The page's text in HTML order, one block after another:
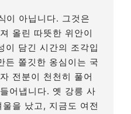
이 아닙니다. 그것은
올린 따뜻한 위안이
이 담긴 시간의 조각입
든 쫄깃한 옹심이는 국
전분이 천천히 풀어
어냅니다. 옛 강릉 사
을 났고, 지금도 여전